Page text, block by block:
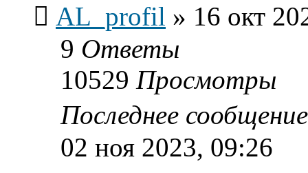
AL_profil » 16 окт
9 Ответы
10529 Просмотры
Последнее
02 ноя 2023, 09:26